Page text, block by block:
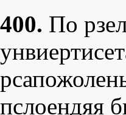
400. По
пслоендяя